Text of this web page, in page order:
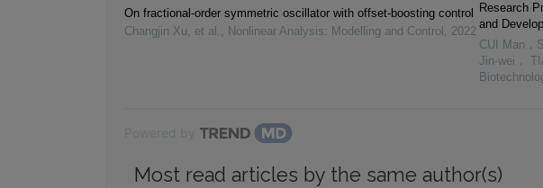
On fractional-order symmetric oscillator with offset-boosting control
Changjin Xu, et al. , Nonlinear Analysis: Modelling and Control , 2022
Research
and
CUI Man，
Jin-wei，
Most read articles by the same author(s)